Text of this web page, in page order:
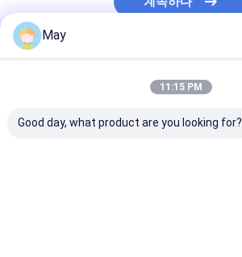
피르 작동 센서
일광 감지기
May
11:15 PM
Good day, what product are you looking for?